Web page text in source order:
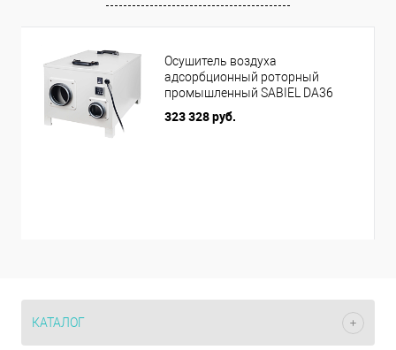
Осушитель воздуха
адсорбционный роторный
промышленный SABIEL DA36
323 328 руб.
КАТАЛОГ